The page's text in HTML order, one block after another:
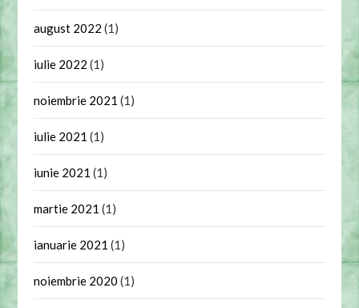
august 2022 (1)
iulie 2022 (1)
noiembrie 2021 (1)
iulie 2021 (1)
iunie 2021 (1)
martie 2021 (1)
ianuarie 2021 (1)
noiembrie 2020 (1)